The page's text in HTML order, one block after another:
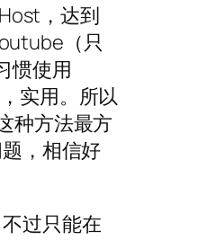
，达到
（只
惯使用
实用。所以
种方法最方
，相信好
过只能在